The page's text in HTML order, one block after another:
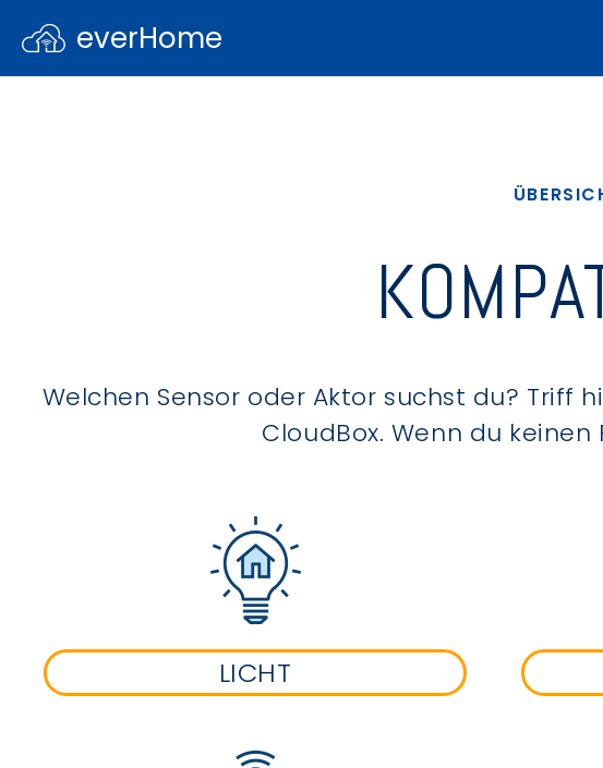
everHome
Welchen Sensor oder Aktor suchst du? Triff
CloudBox. Wenn du
LICHT